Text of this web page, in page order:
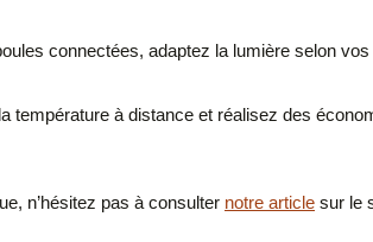
connectées, adaptez la lumière selon
température à distance et réalisez des
n’hésitez pas à consulter notre article sur le